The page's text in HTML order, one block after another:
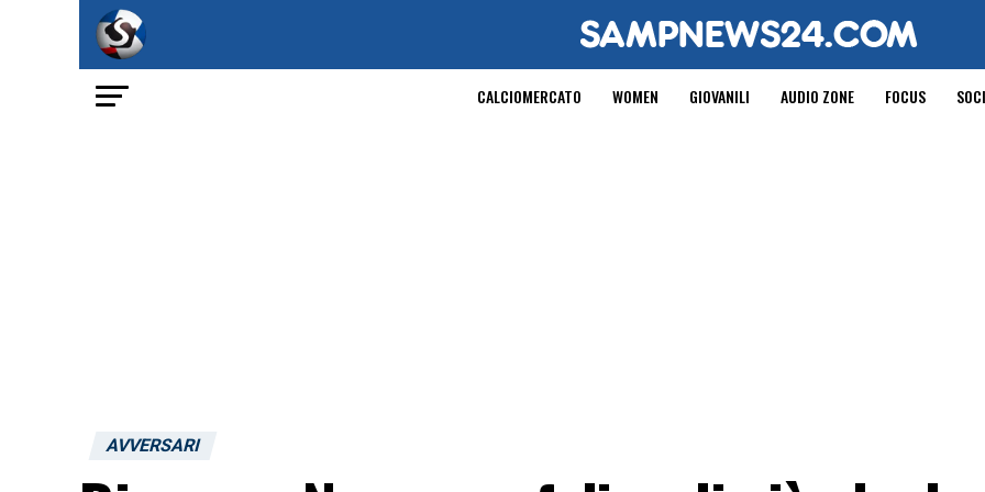
CALCIOMERCATO WOMEN GIOVANILI AUDIO ZONE FOCUS
AVVERSARI